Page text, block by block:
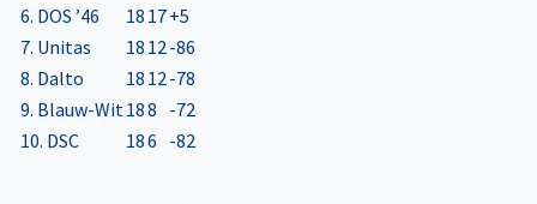
6. DOS ’46
18 17+5
7. Unitas
18 12-86
8. Dalto
18 12-78
9. Blauw-Wit 188 -72
10. DSC
186 -82